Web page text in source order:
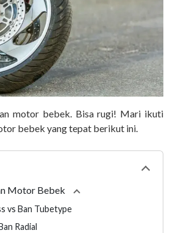
motor bebek. Bisa rugi! Mari ikuti
bebek yang tepat berikut ini.
Motor Bebek Collapse
vs Ban Tubetype
Radial